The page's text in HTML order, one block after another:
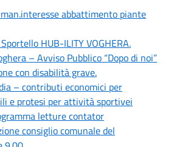
abbattimento piante
HUB-ILITY VOGHERA.
– Avviso Pubblico “Dopo di noi”
con disabilità grave.
– contributi economici per
e protesi per attività sportivei
letture contator
consiglio comunale del